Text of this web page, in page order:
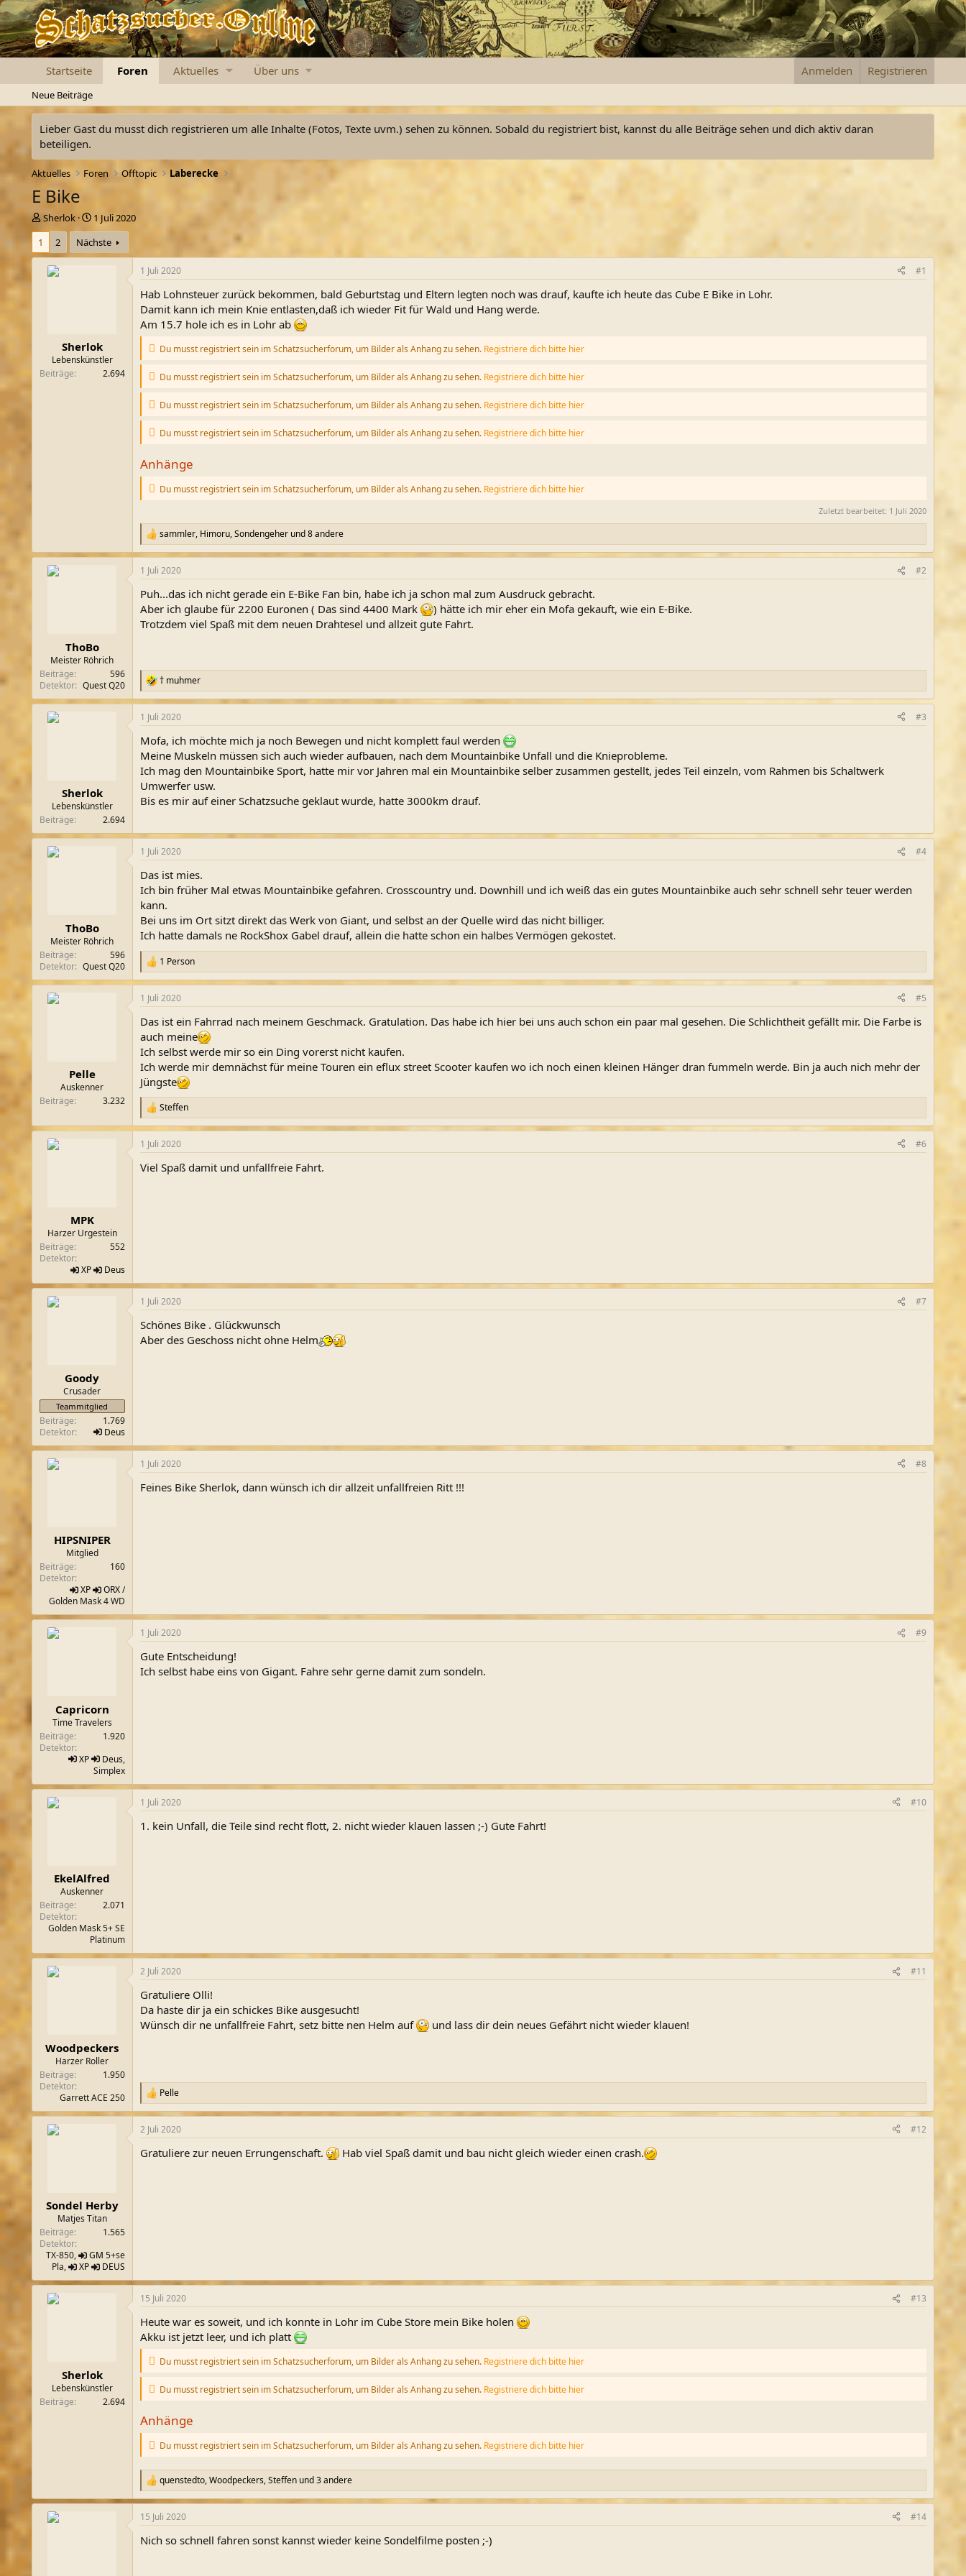
Startseite Foren Aktuelles Über uns Anmelden Registrieren
Neue Beiträge
Lieber Gast du musst dich registrieren um alle Inhalte (Fotos, Texte uvm.) sehen zu können. Sobald du registriert bist, kannst du alle Beiträge sehen und dich aktiv daran
beteiligen.
Aktuelles Foren Offtopic Laberecke
E Bike
E
r
t
Sherlok
E
r
s
t
1 Juli 2020
1
2 Nächste
Sherlok
Lebenskünstler
Beiträge
2.694
1 Juli 2020 #1
Hab Lohnsteuer zurück bekommen, bald Geburtstag und Eltern legten noch was drauf, kaufte ich heute das Cube E Bike in Lohr.
Damit kann ich mein Knie entlasten,daß ich wieder Fit für Wald und Hang werde.
Am 15.7 hole ich es in Lohr ab
Du musst registriert sein im Schatzsucherforum, um Bilder als Anhang zu sehen. Registriere dich bitte hier
Du musst registriert sein im Schatzsucherforum, um Bilder als Anhang zu sehen. Registriere dich bitte hier
Du musst registriert sein im Schatzsucherforum, um Bilder als Anhang zu sehen. Registriere dich bitte hier
Du musst registriert sein im Schatzsucherforum, um Bilder als Anhang zu sehen. Registriere dich bitte hier
Anhänge
Du musst registriert sein im Schatzsucherforum, um Bilder als Anhang zu sehen. Registriere dich bitte hier
Zuletzt bearbeitet: 1 Juli 2020
R
e
a
k
i
o
n
e
sammler, Himoru,Sondengeherund 8 andere
ThoBo
Meister Röhrich
Beiträge
596
Detektor
Quest Q20
1 Juli 2020 #2
Puh...das ich nicht gerade ein E-Bike Fan bin, habe ich ja schon mal zum Ausdruck gebracht.
Aber ich glaube für 2200 Euronen ( Das sind 4400 Mark
) hätte ich mir eher ein Mofa gekauft, wie ein E-Bike.
Trotzdem viel Spaß mit dem neuen Drahtesel und allzeit gute Fahrt.
R
e
a
k
i
o
n
e
n
:
† muhmer
Sherlok
Lebenskünstler
Beiträge
2.694
1 Juli 2020 #3
Mofa, ich möchte mich ja noch Bewegen und nicht komplett faul werden
Meine Muskeln müssen sich auch wieder aufbauen, nach dem Mountainbike Unfall und die Knieprobleme.
Ich mag den Mountainbike Sport, hatte mir vor Jahren mal ein Mountainbike selber zusammen gestellt, jedes Teil einzeln, vom Rahmen bis Schaltwerk
Umwerfer usw.
Bis es mir auf einer Schatzsuche geklaut wurde, hatte 3000km drauf.
ThoBo
Meister Röhrich
Beiträge
596
Detektor
Quest Q20
1 Juli 2020 #4
Das ist mies.
Ich bin früher Mal etwas Mountainbike gefahren. Crosscountry und. Downhill und ich weiß das ein gutes Mountainbike auch sehr schnell sehr teuer werden
kann.
Bei uns im Ort sitzt direkt das Werk von Giant, und selbst an der Quelle wird das nicht billiger.
Ich hatte damals ne RockShox Gabel drauf, allein die hatte schon ein halbes Vermögen gekostet.
R
e
a
k
i
o
n
e
n
:
1 Person
Pelle
Auskenner
Beiträge
3.232
1 Juli 2020 #5
Das ist ein Fahrrad nach meinem Geschmack. Gratulation. Das habe ich hier bei uns auch schon ein paar mal gesehen. Die Schlichtheit gefällt mir. Die Farbe is
auch meine
Ich selbst werde mir so ein Ding vorerst nicht kaufen.
Ich werde mir demnächst für meine Touren ein eflux street Scooter kaufen wo ich noch einen kleinen Hänger dran fummeln werde. Bin ja auch nich mehr der
Jüngste
R
e
a
k
i
Steffen
MPK
Harzer Urgestein
Beiträge
552
Detektor
XP
Deus
1 Juli 2020 #6
Viel Spaß damit und unfallfreie Fahrt.
Goody
Crusader
Teammitglied
Beiträge
1.769
Detektor
Deus
1 Juli 2020 #7
Schönes Bike . Glückwunsch
Aber des Geschoss nicht ohne Helm
HIPSNIPER
Mitglied
Beiträge
160
Detektor
XP
ORX/
Golden Mask 4 WD
1 Juli 2020 #8
Feines Bike Sherlok, dann wünsch ich dir allzeit unfallfreien Ritt !!!
Capricorn
Time Travelers
Beiträge
1.920
Detektor
XP
Deus,
Simplex
1 Juli 2020 #9
Gute Entscheidung!
Ich selbst habe eins von Gigant. Fahre sehr gerne damit zum sondeln.
EkelAlfred
Auskenner
Beiträge
2.071
Detektor
Golden Mask 5+ SE
Platinum
1 Juli 2020 #10
1. kein Unfall, die Teile sind recht flott, 2. nicht wieder klauen lassen ;-) Gute Fahrt!
Woodpeckers
Harzer Roller
Beiträge
1.950
Detektor
Garrett ACE 250
2 Juli 2020 #11
Gratuliere Olli!
Da haste dir ja ein schickes Bike ausgesucht!
Wünsch dir ne unfallfreie Fahrt, setz bitte nen Helm auf
und lass dir dein neues Gefährt nicht wieder klauen!
R
e
a
k
i
Pelle
Sondel Herby
Matjes Titan
Beiträge
1.565
Detektor
TX-850,
GM 5+se
Pla,
XP DEUS
2 Juli 2020 #12
Gratuliere zur neuen Errungenschaft. Hab viel Spaß damit und bau nicht gleich wieder einen crash.
Sherlok
Lebenskünstler
Beiträge
2.694
15 Juli 2020 #13
Heute war es soweit, und ich konnte in Lohr im Cube Store mein Bike holen
Akku ist jetzt leer, und ich platt
Du musst registriert sein im Schatzsucherforum, um Bilder als Anhang zu sehen. Registriere dich bitte hier
Du musst registriert sein im Schatzsucherforum, um Bilder als Anhang zu sehen. Registriere dich bitte hier
Anhänge
Du musst registriert sein im Schatzsucherforum, um Bilder als Anhang zu sehen. Registriere dich bitte hier
R
e
a
k
i
quenstedto,Woodpeckers,Steffenund 3 andere
15 Juli 2020 #14
Nich so schnell fahren sonst kannst wieder keine Sondelfilme posten ;-)